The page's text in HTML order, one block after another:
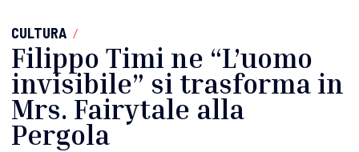
CULTURA /
Filippo Timi ne “L’uomo
invisibile” si trasforma in
Mrs. Fairytale alla
Pergola